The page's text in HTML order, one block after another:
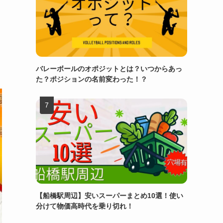
バレーボールのオポジットとは？いつからあっ
た？ポジションの名前変わった！？
【船橋駅周辺】安いスーパーまとめ10選！使い
分けて物価高時代を乗り切れ！